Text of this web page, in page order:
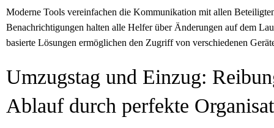
Moderne Tools vereinfachen die Kommunikation mit allen
Benachrichtigungen halten alle Helfer über Änderungen auf dem
basierte Lösungen ermöglichen den Zugriff von verschiedenen
Umzugstag und Einzug:
Ablauf durch perfekte